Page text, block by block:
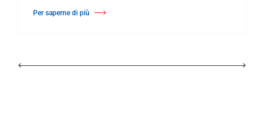
Per saperne di più
Di Il Lancaster Grand Theatre rinnova la superficie del palcoscenico con